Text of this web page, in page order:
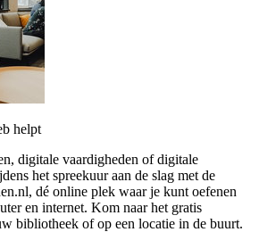
helpt
digitale vaardigheden of digitale
het spreekuur aan de slag met de
dé online plek waar je kunt oefenen
en internet. Kom naar het gratis
bibliotheek of op een locatie in de buurt.